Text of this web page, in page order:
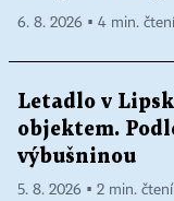
6. 8. 2026 ▪ 4 min. čtení
Letadlo v
objektem.
výbušninou
5. 8. 2026 ▪ 2 min. čtení